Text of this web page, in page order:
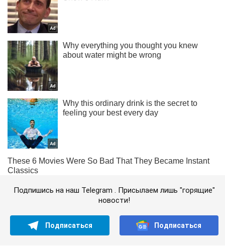
Подпишись на наш Telegram . Присылаем лишь "горящие"
новости!
Подписаться Подписаться